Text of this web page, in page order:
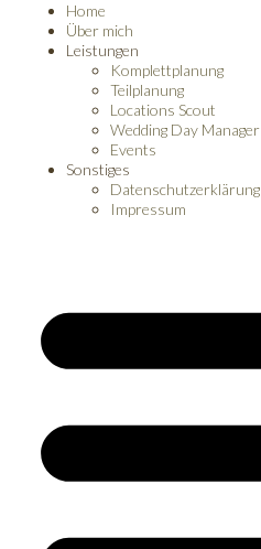
Home
Über mich
Leistungen
Komplettplanung
Teilplanung
Locations Scout
Wedding Day Manager
Events
Sonstiges
Datenschutzerklärung
Impressum